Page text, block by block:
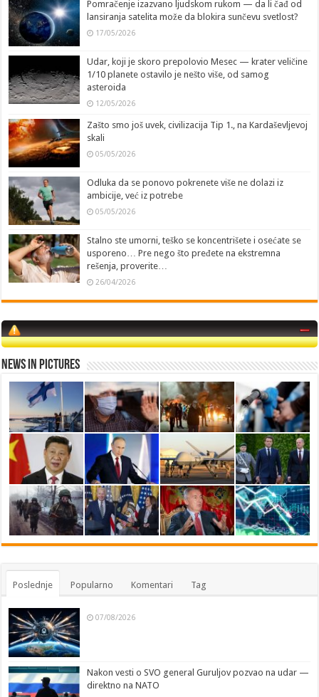
Pomračenje izazvano ljudskom rukom — da li čađ od
lansiranja satelita može da blokira sunčevu svetlost?
17/05/2026
Udar, koji je skoro prepolovio Mesec — krater veličine
1/10 planete ostavilo je nešto više, od samog
asteroida
12/05/2026
Zašto smo još uvek, civilizacija Tip 1., na Kardaševljevoj
skali
05/05/2026
Odluka da se ponovo pokrenete više ne dolazi iz
ambicije, već iz potrebe
05/05/2026
Stalno ste umorni, teško se koncentrišete i osećate se
usporeno… Pre nego što pređete na ekstremna
rešenja, proverite…
26/04/2026
News in Pictures
Poslednje Popularno Komentari Tag
07/08/2026
Nakon vesti o SVO general Guruljov pozvao na udar —
direktno na NATO